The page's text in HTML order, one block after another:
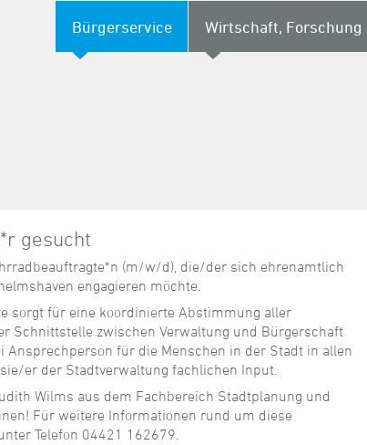
Bürgerservice Wirtschaft, Forschung
gesucht
(m/w/d), die/der sich ehrenamtlich
engagieren möchte.
sorgt für eine koordinierte Abstimmung aller
Schnittstelle zwischen Verwaltung und Bürgerschaft
für die Menschen in der Stadt in allen
er der Stadtverwaltung fachlichen Input.
Wilms aus dem Fachbereich Stadtplanung und
Für weitere Informationen rund um diese
Telefon 04421 162679.